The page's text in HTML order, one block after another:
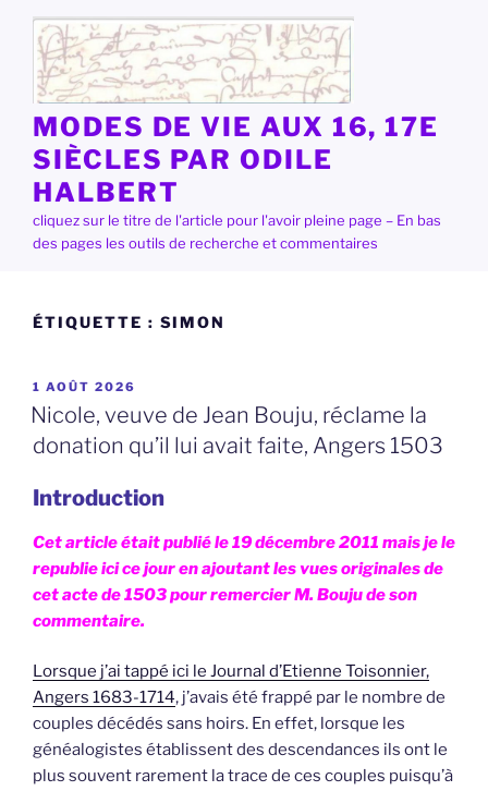
contenu
principal
MODES DE VIE AUX 16, 17E
SIÈCLES PAR ODILE
HALBERT
cliquez sur le titre de l'article pour l'avoir pleine page – En bas
des pages les outils de recherche et commentaires
ÉTIQUETTE : SIMON
PUBLIÉ
LE
1 AOÛT 2026
Nicole, veuve de Jean Bouju, réclame la
donation qu’il lui avait faite, Angers 1503
Introduction
Cet article était publié le 19 décembre 2011 mais je le
republie ici ce jour en ajoutant les vues originales de
cet acte de 1503 pour remercier M. Bouju de son
commentaire.
Lorsque j’ai tappé ici le Journal d’Etienne Toisonnier,
Angers 1683-1714, j’avais été frappé par le nombre de
couples décédés sans hoirs. En effet, lorsque les
généalogistes établissent des descendances ils ont le
plus souvent rarement la trace de ces couples puisqu’à